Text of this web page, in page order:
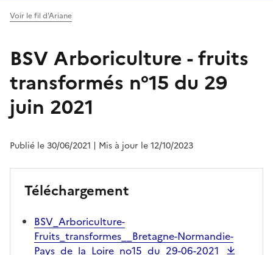
Voir le fil d'Ariane
BSV Arboriculture - fruits
transformés n°15 du 29
juin 2021
Publié le 30/06/2021 | Mis à jour le 12/10/2023
Téléchargement
BSV_Arboriculture-
Fruits_transformes__Bretagne-Normandie-
Pays_de_la_Loire_no15_du_29-06-2021